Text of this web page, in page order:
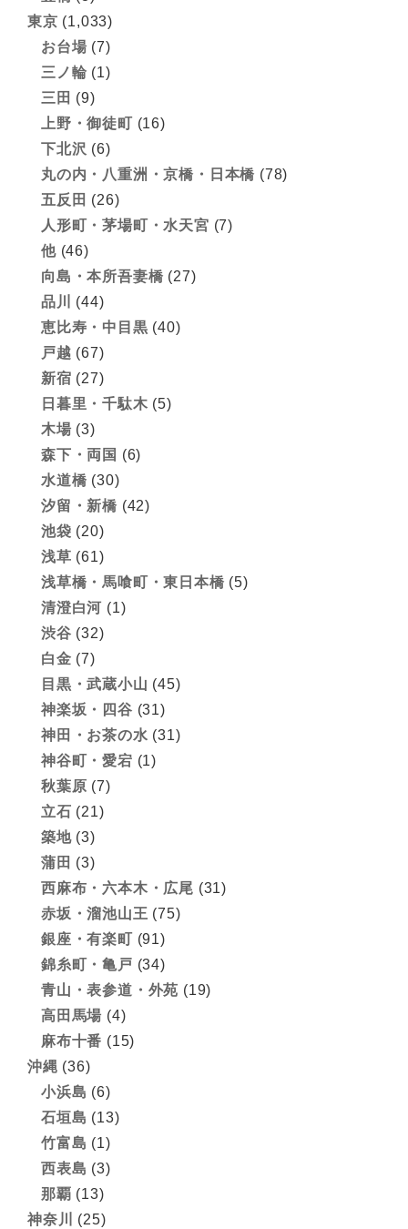
東京 (1,033)
お台場 (7)
三ノ輪 (1)
三田 (9)
上野・御徒町 (16)
下北沢 (6)
丸の内・八重洲・京橋・日本橋 (78)
五反田 (26)
人形町・茅場町・水天宮 (7)
他(46)
向島・本所吾妻橋 (27)
品川
(44)
恵比寿・中目黒 (40)
戸越 (67)
新宿 (27)
日暮里・千駄木 (5)
木場 (3)
森下・両国 (6)
水道橋 (30)
汐留・新橋 (42)
池袋 (20)
浅草 (61)
浅草橋・馬喰町・東日本橋 (5)
清澄白河 (1)
渋谷 (32)
白金 (7)
目黒・武蔵小山 (45)
神楽坂・四谷 (31)
神田・お茶の水 (31)
神谷町・愛宕 (1)
秋葉原 (7)
立石 (21)
築地(3)
蒲田 (3)
西麻布・六本木・広尾 (31)
赤坂・溜池山王 (75)
銀座・有楽町 (91)
錦糸町・亀戸 (34)
青山・表参道・外苑 (19)
高田馬場 (4)
麻布十番 (15)
沖縄 (36)
小浜島 (6)
石垣島 (13)
竹富島 (1)
西表島 (3)
那覇 (13)
神奈川
(25)